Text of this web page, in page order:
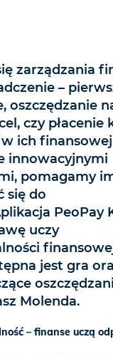
zarządzania
–
oszczędzanie
czy płacenie
ich
innowacyjnymi
pomagamy
się do
PeoPay
uczy
jest gra
Molenda.
– finanse uczą